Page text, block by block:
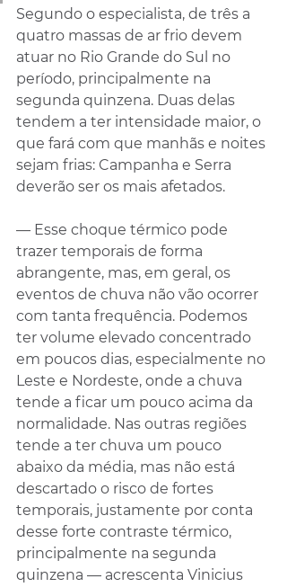
Segundo o especialista, de três a
quatro massas de ar frio devem
atuar no Rio Grande do Sul no
período, principalmente na
segunda quinzena. Duas delas
tendem a ter intensidade maior, o
que fará com que manhãs e noites
sejam frias: Campanha e Serra
deverão ser os mais afetados.
— Esse choque térmico pode
trazer temporais de forma
abrangente, mas, em geral, os
eventos de chuva não vão ocorrer
com tanta frequência. Podemos
ter volume elevado concentrado
em poucos dias, especialmente no
Leste e Nordeste, onde a chuva
tende a ficar um pouco acima da
normalidade. Nas outras regiões
tende a ter chuva um pouco
abaixo da média, mas não está
descartado o risco de fortes
temporais, justamente por conta
desse forte contraste térmico,
principalmente na segunda
quinzena — acrescenta Vinicius